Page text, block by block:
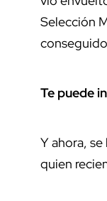
Selección
Te puede
Y ahora,
quien